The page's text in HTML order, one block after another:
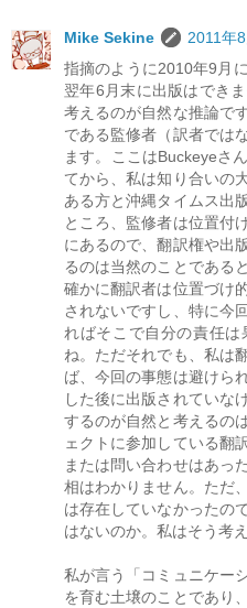
Mike Sekine
2011年
指摘のように2010年9月
翌年6月末に出版はでき
考えるのが自然な推論で
である監修者（訳者では
ます。ここはBuckeyeさ
てから、私は知り合いの
ある方と沖縄タイムス出
ところ、監修者は位置付
にあるので、翻訳権や出
るのは当然のことである
確かに翻訳者は位置づけ
されないですし、特に今
ればそこで自分の責任
ね。ただそれでも、私は
ば、今回の事態は避けら
した後に出版されていな
するのが自然と考えるの
ェクトに参加している翻
または問い合わせはあっ
相はわかりません。ただ
は存在していなかったの
はないのか。私はそう考え
私が言う「コミュニケー
を育む土壌のことであり